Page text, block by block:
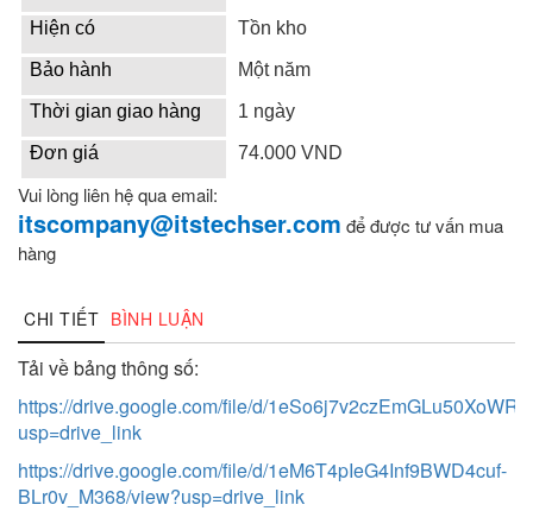
Hiện có Tồn kho
Bảo hành Một năm
Thời gian giao hàng 1 ngày
Đơn giá 74.000 VND
Vui lòng liên hệ qua email:
itscompany@itstechser.com để được tư vấn mua
hàng
CHI TIẾT BÌNH LUẬN
Tải về bảng thông số:
https://drive.google.com/file/d/
usp=drive_link
https://drive.google.com/file/d/1eM6T4pIeG4Inf9BWD4cuf-
BLr0v_M368/view?usp=drive_link